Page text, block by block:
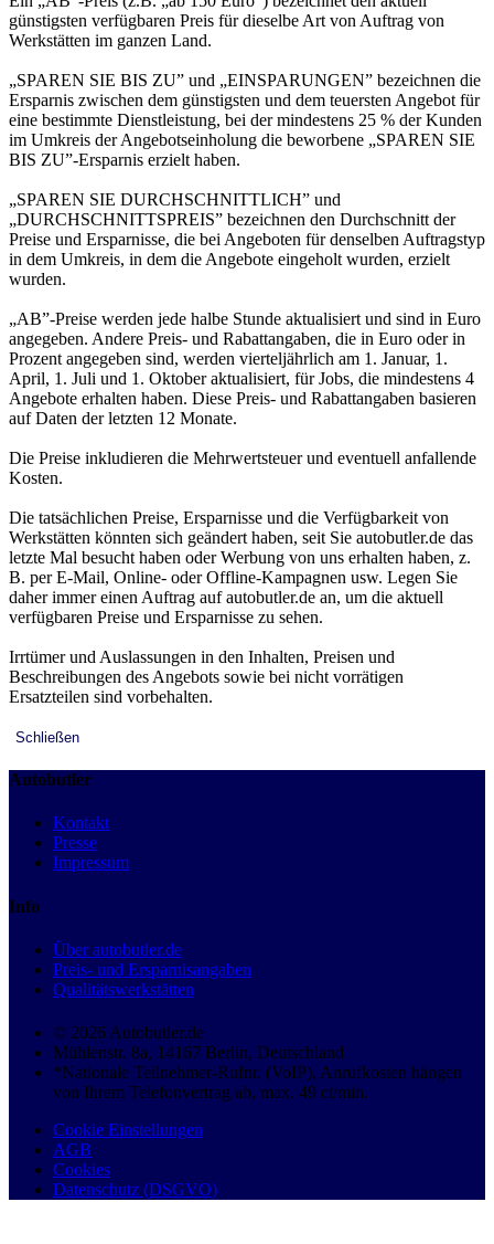
günstigsten verfügbaren Preis für dieselbe Art von Auftrag von
Werkstätten im ganzen Land.
„SPAREN SIE BIS ZU” und „EINSPARUNGEN” bezeichnen die
Ersparnis zwischen dem günstigsten und dem teuersten Angebot für
eine bestimmte Dienstleistung, bei der mindestens 25 % der Kunden
im Umkreis der Angebotseinholung die beworbene „SPAREN SIE
BIS ZU”-Ersparnis erzielt haben.
„SPAREN SIE DURCHSCHNITTLICH” und
„DURCHSCHNITTSPREIS” bezeichnen den Durchschnitt der
Preise und Ersparnisse, die bei Angeboten für denselben Auftragstyp
in dem Umkreis, in dem die Angebote eingeholt wurden, erzielt
wurden.
„AB”-Preise werden jede halbe Stunde aktualisiert und sind in Euro
angegeben. Andere Preis- und Rabattangaben, die in Euro oder in
Prozent angegeben sind, werden vierteljährlich am 1. Januar, 1.
April, 1. Juli und 1. Oktober aktualisiert, für Jobs, die mindestens 4
Angebote erhalten haben. Diese Preis- und Rabattangaben basieren
auf Daten der letzten 12 Monate.
Die Preise inkludieren die Mehrwertsteuer und eventuell anfallende
Kosten.
Die tatsächlichen Preise, Ersparnisse und die Verfügbarkeit von
Werkstätten könnten sich geändert haben, seit Sie autobutler.de das
letzte Mal besucht haben oder Werbung von uns erhalten haben, z.
B. per E-Mail, Online- oder Offline-Kampagnen usw. Legen Sie
daher immer einen Auftrag auf autobutler.de an, um die aktuell
verfügbaren Preise und Ersparnisse zu sehen.
Irrtümer und Auslassungen in den Inhalten, Preisen und
Beschreibungen des Angebots sowie bei nicht vorrätigen
Ersatzteilen sind vorbehalten.
Schließen
Autobutler
Kontakt
Presse
Impressum
Info
Über autobutler.de
Preis- und Ersparnisangaben
Qualitätswerkstätten
© 2026 Autobutler.de
Mühlenstr. 8a, 14167 Berlin, Deutschland
*Nationale Teilnehmer-Rufnr. (VoIP), Anrufkosten hängen
von Ihrem Telefonvertrag ab, max. 49 ct/min.
Cookie Einstellungen
AGB
Cookies
Datenschutz (DSGVO)